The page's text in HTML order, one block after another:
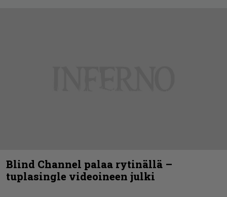
Blind Channel palaa rytinällä –
tuplasingle videoineen julki